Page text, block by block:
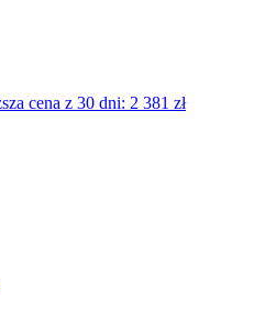
cena z 30 dni: 2 381 zł